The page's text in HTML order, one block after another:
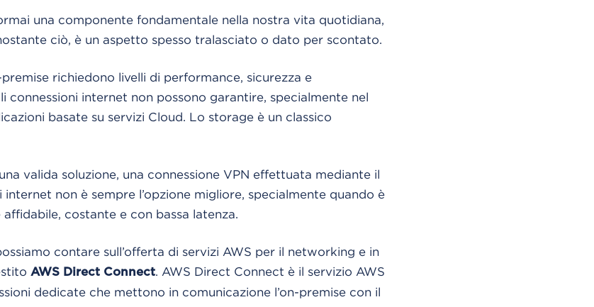
una componente fondamentale nella nostra vita quotidiana,
ciò, è un aspetto spesso tralasciato o dato per scontato.
richiedono livelli di performance, sicurezza e
connessioni internet non possono garantire, specialmente nel
basate su servizi Cloud. Lo storage è un classico
valida soluzione, una connessione VPN effettuata mediante il
non è sempre l’opzione migliore, specialmente quando è
costante e con bassa latenza.
contare sull’offerta di servizi AWS per il networking e in
AWS Direct Connect. AWS Direct Connect è il servizio AWS
dedicate che mettono in comunicazione l’on-premise con il